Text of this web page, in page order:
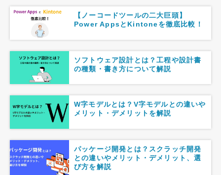
【ノーコードツールの二大巨頭】
Power AppsとKintoneを徹底比較！
ソフトウェア設計とは？工程や設計書
の種類・書き方について解説
W字モデルとは？V字モデルとの違いや
メリット・デメリットを解説
パッケージ開発とは？スクラッチ開発
との違いやメリット・デメリット、選
び方を解説